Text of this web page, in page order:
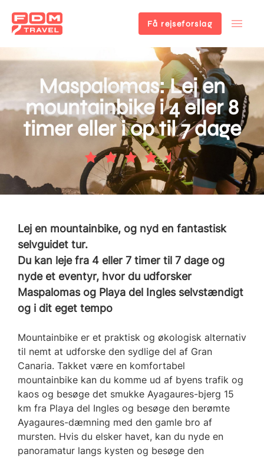
til
Få rejseforslag
Maspalomas: Lej en
mountainbike i 4 eller 8
timer eller i op til 7 dage
Lej en mountainbike, og nyd en fantastisk
selvguidet tur.
Du kan leje fra 4 eller 7 timer til 7 dage og
nyde et eventyr, hvor du udforsker
Maspalomas og Playa del Ingles selvstændigt
og i dit eget tempo
Mountainbike er et praktisk og økologisk alternativ
til nemt at udforske den sydlige del af Gran
Canaria. Takket være en komfortabel
mountainbike kan du komme ud af byens trafik og
kaos og besøge det smukke Ayagaures-bjerg 15
km fra Playa del Ingles og besøge den berømte
Ayagaures-dæmning med den gamle bro af
mursten. Hvis du elsker havet, kan du nyde en
panoramatur langs kysten og besøge den